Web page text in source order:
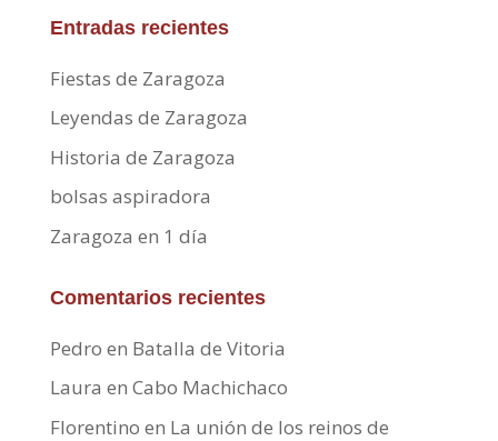
Entradas recientes
Fiestas de Zaragoza
Leyendas de Zaragoza
Historia de Zaragoza
bolsas aspiradora
Zaragoza en 1 día
Comentarios recientes
Pedro en Batalla de Vitoria
Laura en Cabo Machichaco
Florentino en La unión de los reinos de